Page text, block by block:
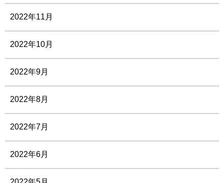
2022年11月
2022年10月
2022年9月
2022年8月
2022年7月
2022年6月